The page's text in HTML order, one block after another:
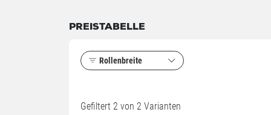
PREISTABELLE
Rollenbreite
Gefiltert 2 von 2 Varianten